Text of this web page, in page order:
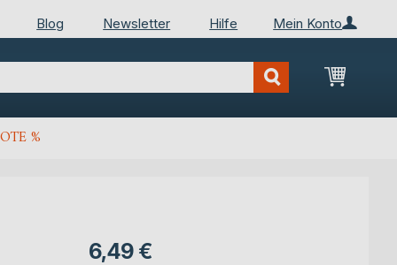
Mein Konto
Blog Newsletter Hilfe
Mein
%
6,49 €